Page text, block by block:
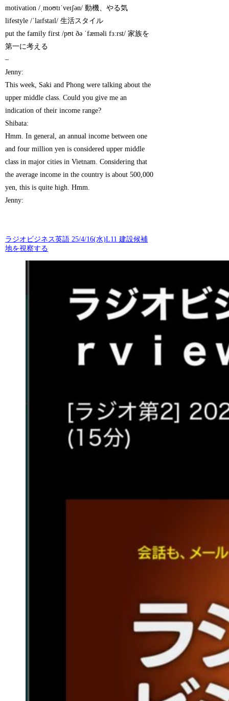
motivation /ˌmoʊtɪˈveɪʃən/ 動機、やる気
lifestyle /ˈlaɪfstaɪl/ 生活スタイル
put the family first /pʊt ðə ˈfæməli fɜːrst/ 家族を
第一に考える
–
Jenny:
This week, Saki and Phong were talking about the
upper middle class. Could you give me an
indication of their income range?
Shibata:
Hmm. In general, an annual income between one
and four million yen is considered upper middle
class in major cities in Vietnam. Considering that
the average income in the country is about 500,000
yen, this is quite high. Hmm.
Jenny:
ラジオビジネス英語 25/4/16(水)L11 建設候補
地を視察する